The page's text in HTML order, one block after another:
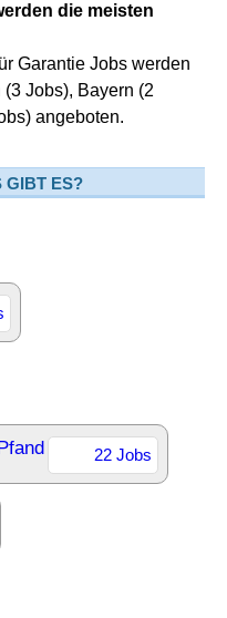
die meisten
Garantie Jobs werden
Jobs), Bayern (2
angeboten.
GIBT ES?
22 Jobs